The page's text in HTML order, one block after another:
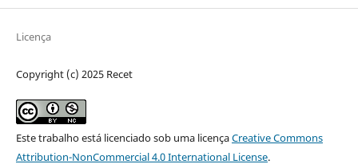
Licença
Copyright (c) 2025 Recet
Este trabalho está licenciado sob uma licençaCreative Commons
Attribution-NonCommercial 4.0 International License.